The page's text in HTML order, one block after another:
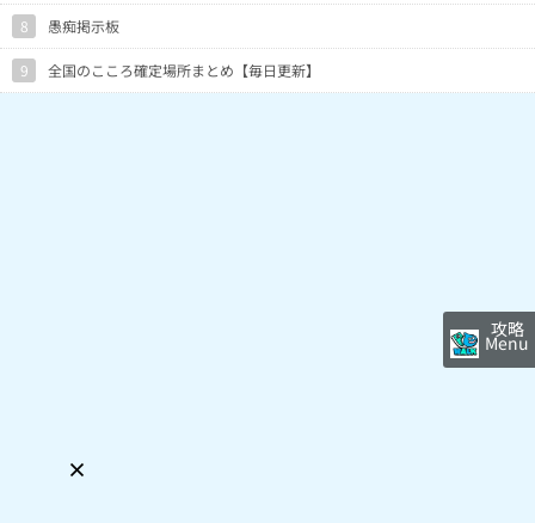
攻略
Menu
8 愚痴掲示板
9 全国のこころ確定場所まとめ【毎日更新】